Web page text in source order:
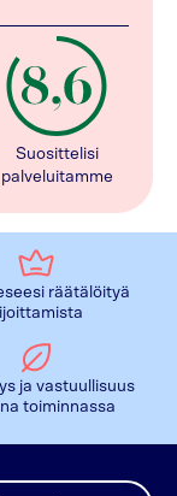
Suosittelisi
palveluitamme
räätälöityä
ja vastuullisuus
toiminnassa